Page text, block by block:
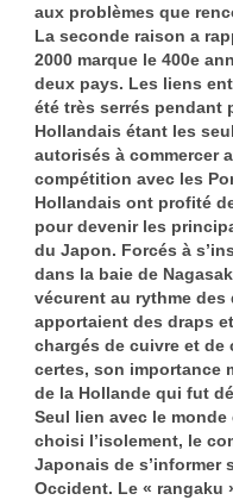
aux problèmes que
La seconde raison a
2000 marque le 400e
deux pays. Les liens
été très serrés pendant
Hollandais étant les
autorisés à commercer
compétition avec les
Hollandais ont profité
pour devenir les
du Japon. Forcés à
dans la baie de
vécurent au rythme
apportaient des draps
chargés de cuivre et de
certes, son importance
de la Hollande qui fut
Seul lien avec le
choisi l’isolement, le
Japonais de s’informer
Occident. Le « rangaku